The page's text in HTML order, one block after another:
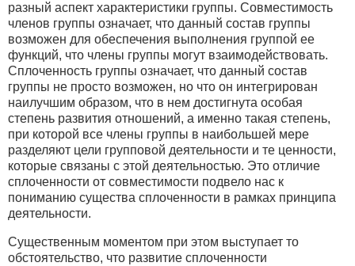
разный аспект характеристики группы. Совместимость
членов группы означает, что данный состав группы
возможен для обеспечения выполнения группой ее
функций, что члены группы могут взаимодействовать.
Сплоченность группы означает, что данный состав
группы не просто возможен, но что он интегрирован
наилучшим образом, что в нем достигнута особая
степень развития отношений, а именно такая степень,
при которой все члены группы в наибольшей мере
разделяют цели групповой деятельности и те ценности,
которые связаны с этой деятельностью. Это отличие
сплоченности от совместимости подвело нас к
пониманию существа сплоченности в рамках принципа
деятельности.
Существенным моментом при этом выступает то
обстоятельство, что развитие сплоченности